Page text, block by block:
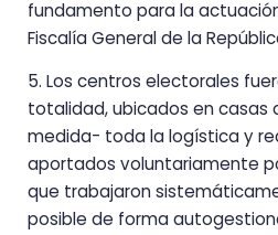
fundamento para la
Fiscalía General de la
5. Los centros electorales
totalidad, ubicados en casas
medida- toda la logística y
aportados voluntariamente
que trabajaron
posible de forma